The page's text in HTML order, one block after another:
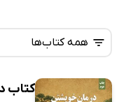
همه کتاب‌ها
همه کتاب‌ها
کتاب